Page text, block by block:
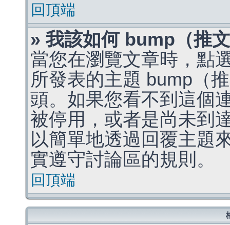
回頂端
» 我該如何 bump（推
當您在瀏覽文章時，點
所發表的主題 bump（
頭。如果您看不到這個
被停用，或者是尚未到
以簡單地透過回覆主題
實遵守討論區的規則。
回頂端